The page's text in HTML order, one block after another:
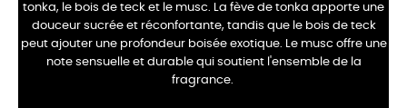
tonka, le bois de teck et le musc. La fève de tonka apporte une
douceur sucrée et réconfortante, tandis que le bois de teck
peut ajouter une profondeur boisée exotique. Le musc offre une
note sensuelle et durable qui soutient l'ensemble de la
fragrance.